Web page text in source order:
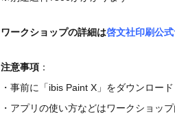
ワークショップの詳細は啓文社印刷公
注意事項 ：
・事前に「ibis Paint X」をダウンロー
・アプリの使い方などはワークショッ